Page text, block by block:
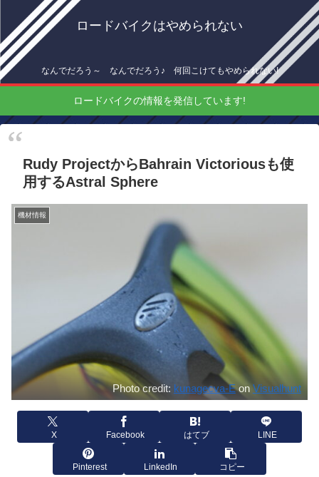
ロードバイクはやめられない
なんでだろう～ なんでだろう♪ 何回こけてもやめられない!
ロードバイクの情報を発信しています!
Rudy ProjectからBahrain Victoriousも使
用するAstral Sphere
機材情報
Photo credit: kunagecva-Eon Visualhunt
X Facebook はてブ LINE
Pinterest LinkedIn コピー